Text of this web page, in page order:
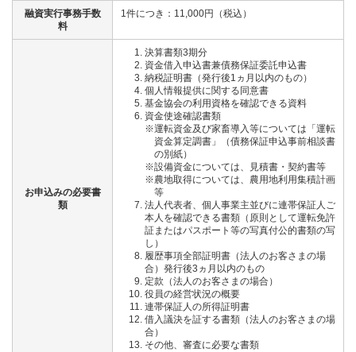
融資実行事務手数
料
1件につき：11,000円（税込）
お申込みの必要書
類
決算書類3期分
資金借入申込書兼債務保証委託申込書
納税証明書（発行後1ヵ月以内のもの）
個人情報提供に関する同意書
基金協会の利用資格を確認できる資料
資金使途確認書類
※運転資金及び家畜導入等については「運転
資金算定調書」（債務保証申込事前相談書
の別紙）
※設備資金については、見積書・契約書等
※農地取得については、農用地利用集積計画
等
法人代表者、個人事業主並びに連帯保証人ご
本人を確認できる書類（原則として運転免許
証またはパスポート等の写真付公的書類の写
し）
履歴事項全部証明書（法人のお客さまの場
合）発行後3ヵ月以内のもの
定款（法人のお客さまの場合）
役員の経営状況の概要
連帯保証人の所得証明書
借入議決を証する書類（法人のお客さまの場
合）
その他、審査に必要な書類